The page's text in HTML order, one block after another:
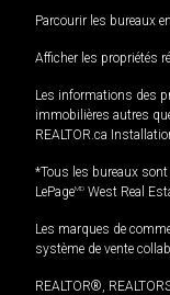
Parcourir les bureaux en
Afficher les propriétés
Les informations des
immobilières autres
REALTOR.ca
*Tous les bureaux
LePageMD West Real
Les marques de
système de vente
REALTOR®,